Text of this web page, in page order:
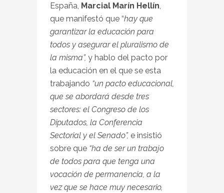
España, Marcial Marín Hellín,
que manifestó que “hay que
garantizar la educación para
todos y asegurar el pluralismo de
la misma”, y hablo del pacto por
la educación en el que se esta
trabajando “un pacto educacional,
que se abordará desde tres
sectores: el Congreso de los
Diputados, la Conferencia
Sectorial y el Senado”, e insistió
sobre que “ha de ser un trabajo
de todos para que tenga una
vocación de permanencia, a la
vez que se hace muy necesario,